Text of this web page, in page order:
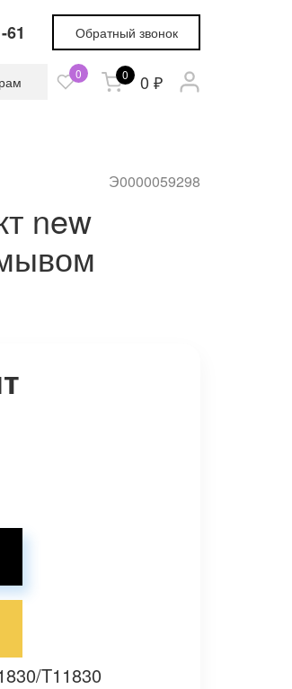
61 Обратный звонок
0 0 0 ₽
Э0000059298
new
T11830